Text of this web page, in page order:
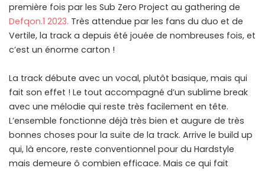
première fois par les Sub Zero Project au gathering de
Defqon.1 2023. Très attendue par les fans du duo et de
Vertile, la track a depuis été jouée de nombreuses fois, et
c’est un énorme carton !
La track débute avec un vocal, plutôt basique, mais qui
fait son effet ! Le tout accompagné d’un sublime break
avec une mélodie qui reste très facilement en tête.
L’ensemble fonctionne déjà très bien et augure de très
bonnes choses pour la suite de la track. Arrive le build up
qui, là encore, reste conventionnel pour du Hardstyle
mais demeure ô combien efficace. Mais ce qui fait